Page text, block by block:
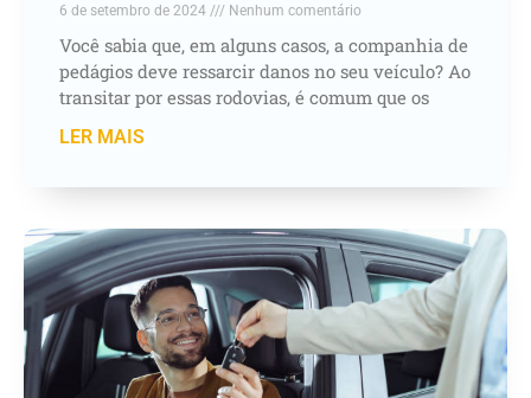
6 de setembro de 2024 Nenhum comentário
Você sabia que, em alguns casos, a companhia de
pedágios deve ressarcir danos no seu veículo? Ao
transitar por essas rodovias, é comum que os
LER MAIS